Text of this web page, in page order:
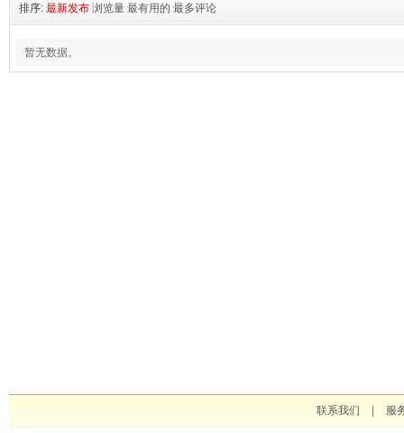
排序: 最新发布 浏览量 最有用的 最多评论
暂无数据。
联系我们 服